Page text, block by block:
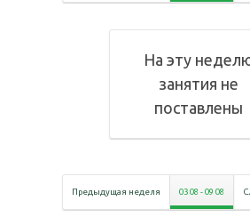
На эту
занятия не
поставлены
Предыдущая неделя 03 08 -09 08